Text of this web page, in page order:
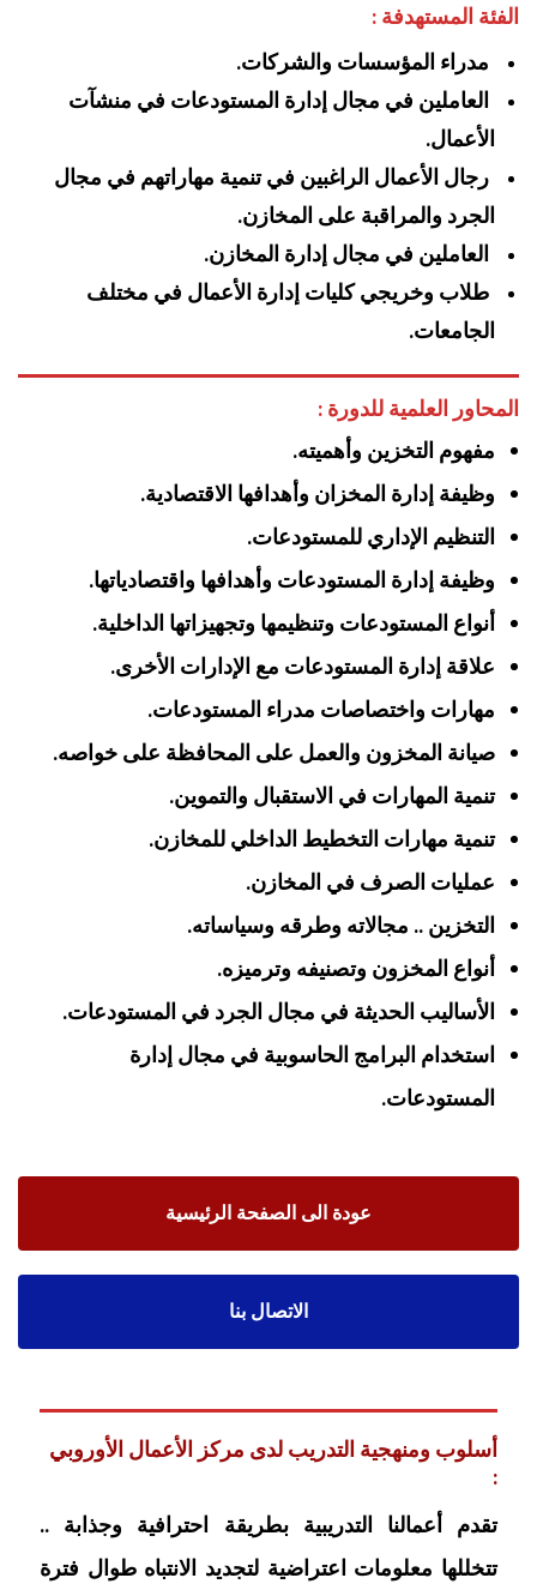
الفئة المستهدفة :
مدراء المؤسسات والشركات.
العاملين في مجال إدارة المستودعات في منشآت
الأعمال.
رجال الأعمال الراغبين في تنمية مهاراتهم في مجال
الجرد والمراقبة على المخازن.
العاملين في مجال إدارة المخازن.
طلاب وخريجي كليات إدارة الأعمال في مختلف
الجامعات.
المحاور العلمية للدورة :
مفهوم التخزين وأهميته.
وظيفة إدارة المخزان وأهدافها الاقتصادية.
التنظيم الإداري للمستودعات.
وظيفة إدارة المستودعات وأهدافها واقتصادياتها.
أنواع المستودعات وتنظيمها وتجهيزاتها الداخلية.
علاقة إدارة المستودعات مع الإدارات الأخرى.
مهارات واختصاصات مدراء المستودعات.
صيانة المخزون والعمل على المحافظة على خواصه.
تنمية المهارات في الاستقبال والتموين.
تنمية مهارات التخطيط الداخلي للمخازن.
عمليات الصرف في المخازن.
التخزين .. مجالاته وطرقه وسياساته.
أنواع المخزون وتصنيفه وترميزه.
الأساليب الحديثة في مجال الجرد في المستودعات.
استخدام البرامج الحاسوبية في مجال إدارة
المستودعات.
عودة الى الصفحة الرئيسية
الاتصال بنا
أسلوب ومنهجية التدريب لدى مركز الأعمال الأوروبي
:
تقدم أعمالنا التدريبية بطريقة احترافية وجذابة ..
تتخللها معلومات اعتراضية لتجديد الانتباه طوال فترة